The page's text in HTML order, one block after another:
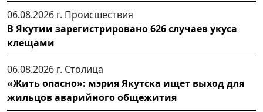
06.08.2026 г. Происшествия
В Якутии зарегистрировано 626 случаев укуса
клещами
06.08.2026 г. Столица
«Жить опасно»: мэрия Якутска ищет выход для
жильцов аварийного общежития